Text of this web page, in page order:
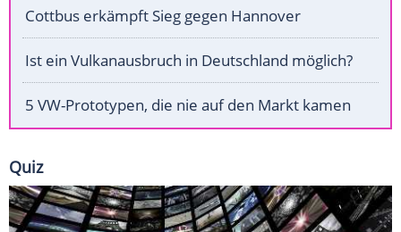
Cottbus erkämpft Sieg gegen Hannover
Ist ein Vulkanausbruch in Deutschland möglich?
5 VW-Prototypen, die nie auf den Markt kamen
Quiz